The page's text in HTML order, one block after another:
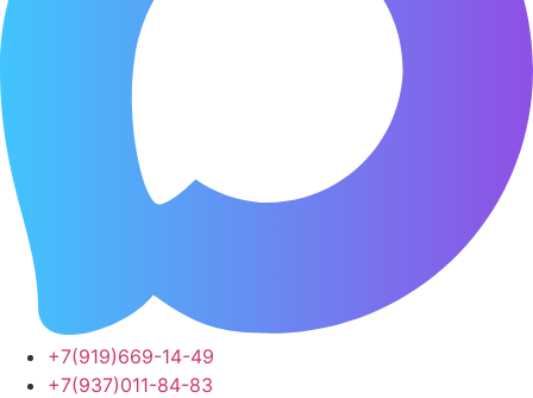
+7(919)669-14-49
+7(937)011-84-83